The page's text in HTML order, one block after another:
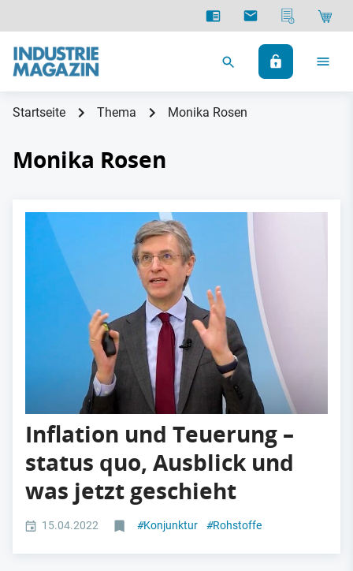
Startseite Thema Monika Rosen
Monika Rosen
Inflation und Teuerung –
status quo, Ausblick und
was jetzt geschieht
15.04.2022 #Konjunktur #Rohstoffe